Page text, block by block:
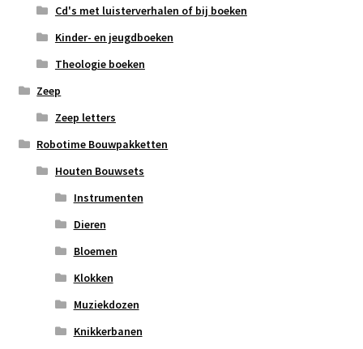
Cd's met luisterverhalen of bij boeken
Kinder- en jeugdboeken
Theologie boeken
Zeep
Zeep letters
Robotime Bouwpakketten
Houten Bouwsets
Instrumenten
Dieren
Bloemen
Klokken
Muziekdozen
Knikkerbanen